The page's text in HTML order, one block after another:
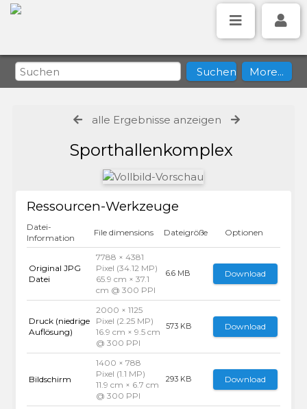
alle Ergebnisse anzeigen
Sporthallenkomplex
Ressourcen-Werkzeuge
Datei-
Information
File dimensions Dateigröße Optionen
Original JPG
Datei
7788 × 4381
Pixel (34.12 MP)
65.9 cm × 37.1
cm @ 300 PPI
6.6 MB Download
Druck (niedrige
Auflösung)
2000 × 1125
Pixel (2.25 MP)
16.9 cm × 9.5 cm
@ 300 PPI
573 KB Download
Bildschirm
1400 × 788
Pixel (1.1 MP)
11.9 cm × 6.7 cm
@ 300 PPI
293 KB Download